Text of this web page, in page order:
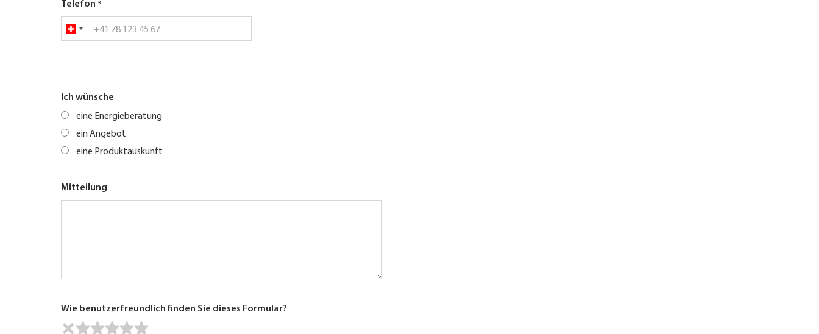
Telefon
Ich wünsche
eine Energieberatung
ein Angebot
eine Produktauskunft
Mitteilung
Wie benutzerfreundlich finden Sie dieses Formular?